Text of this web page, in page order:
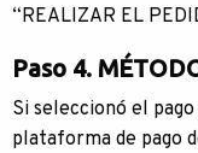
“REALIZAR EL
Paso 4.
Si seleccionó el
plataforma de pago